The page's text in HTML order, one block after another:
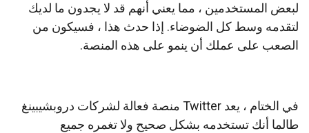
لبعض المستخدمين ، مما يعني أنهم قد لا يجدون ما لديك
لتقدمه وسط كل الضوضاء. إذا حدث هذا ، فسيكون من
الصعب على عملك أن ينمو على هذه المنصة.
في الختام ، يعد Twitter منصة فعالة لشركات دروبشيبينغ
طالما أنك تستخدمه بشكل صحيح ولا تغمره جميع